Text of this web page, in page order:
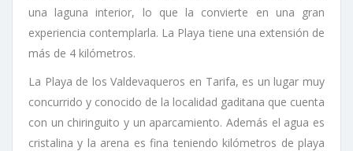
una laguna interior, lo que la convierte en una gran
experiencia contemplarla. La Playa tiene una extensión de
más de 4 kilómetros.
La Playa de los Valdevaqueros en Tarifa, es un lugar muy
concurrido y conocido de la localidad gaditana que cuenta
con un chiringuito y un aparcamiento. Además el agua es
cristalina y la arena es fina teniendo kilómetros de playa